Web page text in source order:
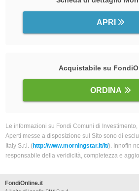
APRI
Acquistabile su
ORDINA
Le informazioni su Fondi Comuni di
Aperti messe a disposizione sul Sito sono di
Italy S.r.l. (http://www.morningstar.it/it/). Innofin
responsabile della veridicità, completezza e
FondiOnline.it